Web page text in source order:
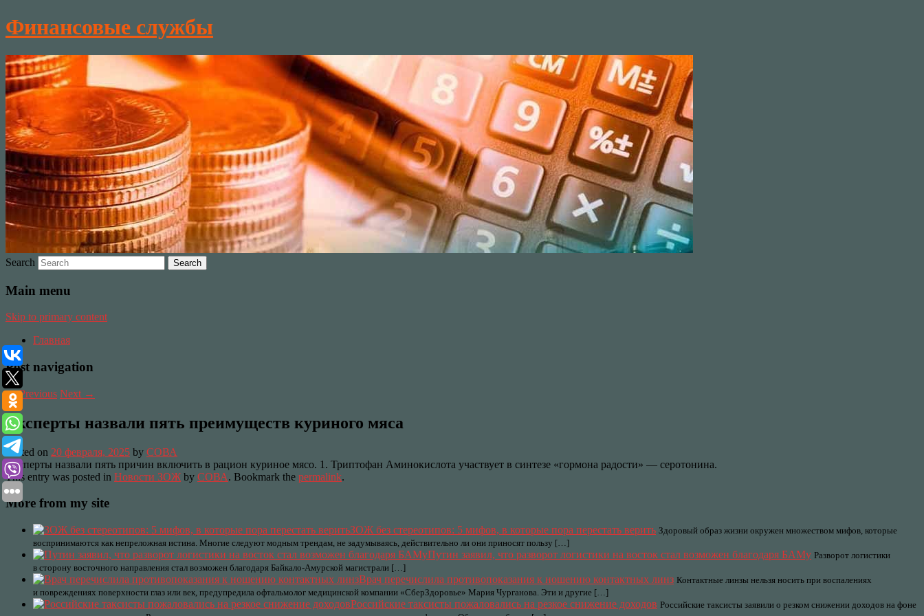
Финансовые службы
Search
Main menu
Skip to primary content
Главная
Post navigation
←Previous Next →
Эксперты назвали пять преимуществ куриного мяса
Posted on 20 февраля, 2025 by СОВА
Эксперты назвали пять причин включить в рацион куриное мясо. 1. Триптофан Аминокислота участвует в синтезе «гормона радости» — серотонина.
This entry was posted in Новости ЗОЖ by СОВА. Bookmark the permalink.
More from my site
ЗОЖ без стереотипов: 5 мифов, в которые пора перестать верить Здоровый образ жизни окружен множеством мифов, которые
воспринимаются как непреложная истина. Многие следуют модным трендам, не задумываясь, действительно ли они приносят пользу […]
Путин заявил, что разворот логистики на восток стал возможен благодаря БАМу Разворот логистики
в сторону восточного направления стал возможен благодаря Байкало-Амурской магистрали […]
Врач перечислила противопоказания к ношению контактных линз Контактные линзы нельзя носить при воспалениях
и повреждениях поверхности глаз или век, предупредила офтальмолог медицинской компании «СберЗдоровье» Мария Чурганова. Эти и другие […]
Российские таксисты пожаловались на резкое снижение доходов Российские таксисты заявили о резком снижении доходов на фоне